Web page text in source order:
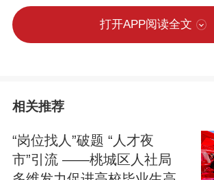
位亮相，涵盖人工智能、新
易等领域。恒润集团有限公
打开APP阅读全文
相关推荐
“岗位找人”破题 “人才夜
市”引流 ——桃城区人社局